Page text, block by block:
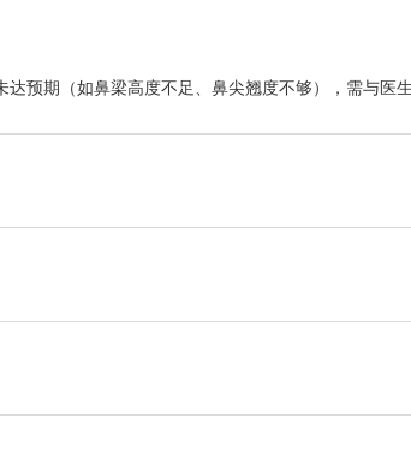
预期（如鼻梁高度不足、鼻尖翘度不够），需与医生
呼吸困难，需术前评估鼻部解剖结构。
瘢痕增生，瘢痕体质者需特别注意术后护理。
，导致鼻部形态变化，或因外力挤压、软骨移位引